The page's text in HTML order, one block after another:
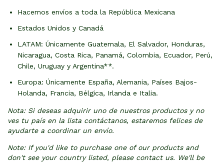
Hacemos envíos a toda la República Mexicana
Estados Unidos y Canadá
LATAM: Únicamente Guatemala, El Salvador, Honduras,
Nicaragua, Costa Rica, Panamá, Colombia, Ecuador, Perú,
Chile, Uruguay y Argentina**.
Europa: Únicamente España, Alemania, Países Bajos-
Holanda, Francia, Bélgica, Irlanda e Italia.
Nota: Si deseas adquirir uno de nuestros productos y no
ves tu país en la lista contáctanos, estaremos felices de
ayudarte a coordinar un envío.
Note: If you'd like to purchase one of our products and
don't see your country listed, please contact us. We'll be